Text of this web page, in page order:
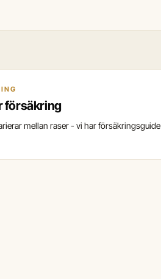
försäkring
mellan raser - vi har försäkringsguide